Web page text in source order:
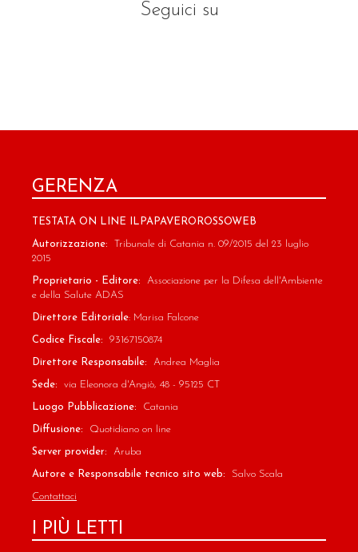
Seguici su
GERENZA
TESTATA ON LINE ILPAPAVEROROSSOWEB
Autorizzazione: Tribunale di Catania n. 09/2015 del 23 luglio
2015
Proprietario - Editore: Associazione per la Difesa dell'Ambiente
e della Salute ADAS
Direttore Editoriale: Marisa Falcone
Codice Fiscale: 93167150874
Direttore Responsabile: Andrea Maglia
Sede: via Eleonora d'Angiò, 48 - 95125 CT
Luogo Pubblicazione: Catania
Diffusione: Quotidiano on line
Server provider: Aruba
Autore e Responsabile tecnico sito web: Salvo Scala
Contattaci
I PIÙ LETTI